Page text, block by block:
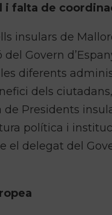
i falta de
insulars de
Govern
diferents
dels
Presidents
política i
el delegat del